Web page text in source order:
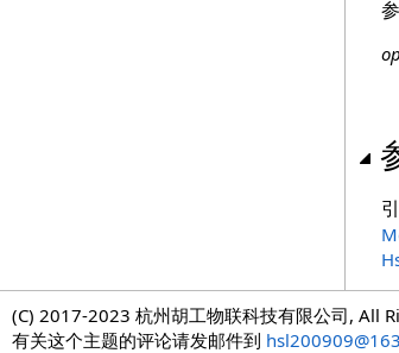
(C) 2017-2023 杭州胡工物联科技有限公司, All
有关这个主题的评论请发邮件到